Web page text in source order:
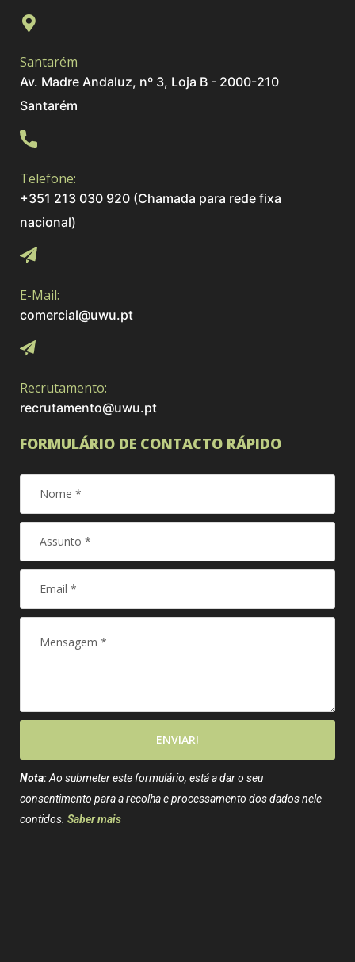
Santarém
Av. Madre Andaluz, nº 3, Loja B - 2000-210
Santarém
Telefone:
+351 213 030 920 (Chamada para rede fixa
nacional)
E-Mail:
comercial@uwu.pt
Recrutamento:
recrutamento@uwu.pt
FORMULÁRIO DE CONTACTO RÁPIDO
ENVIAR!
Nota:Ao submeter este formulário, está a dar o seu
consentimento para a recolha e processamento dos dados nele
contidos. Saber mais